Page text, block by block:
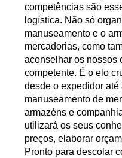
competências são
logística. Não só
manuseamento e o
mercadorias, como
aconselhar os nossos
competente. É o elo
desde o expedidor até
manuseamento de
armazéns e
utilizará os seus
preços, elaborar
Pronto para descolar